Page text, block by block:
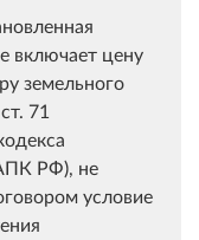
включает цену
земельного
71
РФ), не
условие